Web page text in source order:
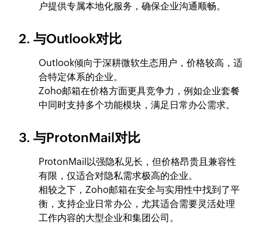
户提供专属本地化服务，确保企业沟通顺畅。
2. 与Outlook对比
Outlook倾向于深耕微软生态用户，价格较高，适
合特定体系的企业。
Zoho邮箱在价格方面更具竞争力，例如企业套餐
中同时支持多个功能模块，满足日常办公需求。
3. 与ProtonMail对比
ProtonMail以强隐私见长，但价格昂贵且兼容性
有限，仅适合对隐私需求极高的企业。
相较之下，Zoho邮箱在安全与实用性中找到了平
衡，支持企业日常办公，尤其适合需要灵活处理
工作内容的大型企业和集团公司。